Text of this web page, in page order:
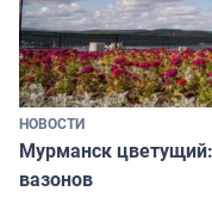
НОВОСТИ
Мурманск
вазонов